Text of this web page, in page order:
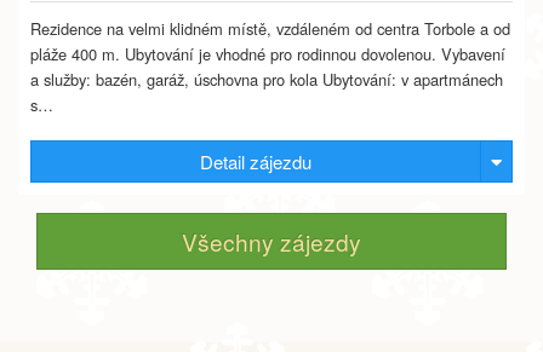
Rezidence na velmi klidném místě, vzdáleném od centra Torbole a od
pláže 400 m. Ubytování je vhodné pro rodinnou dovolenou. Vybavení
a služby: bazén, garáž, úschovna pro kola Ubytování: v apartmánech
s…
Detail zájezdu
Všechny zájezdy